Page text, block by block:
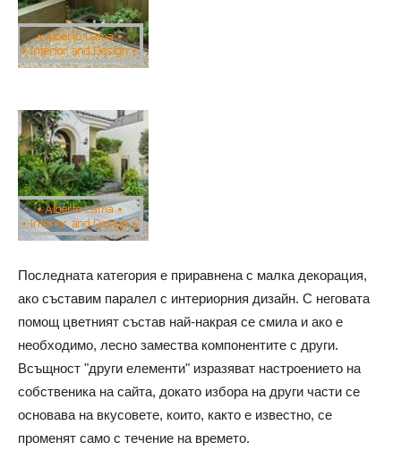
Последната категория е приравнена с малка декорация,
ако съставим паралел с интериорния дизайн. С неговата
помощ цветният състав най-накрая се смила и ако е
необходимо, лесно замества компонентите с други.
Всъщност "други елементи" изразяват настроението на
собственика на сайта, докато избора на други части се
основава на вкусовете, които, както е известно, се
променят само с течение на времето.